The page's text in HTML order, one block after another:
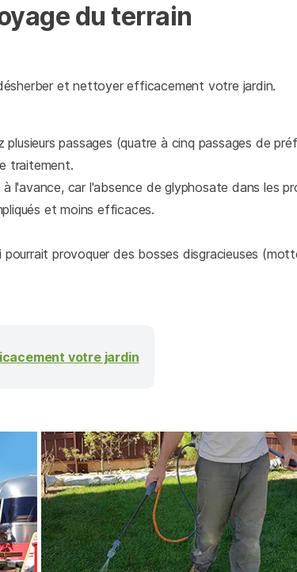
du terrain
et nettoyer efficacement votre jardin.
passages (quatre à cinq passages de
traitement.
l'avance, car l'absence de glyphosate dans les
et moins efficaces.
provoquer des bosses disgracieuses
votre jardin